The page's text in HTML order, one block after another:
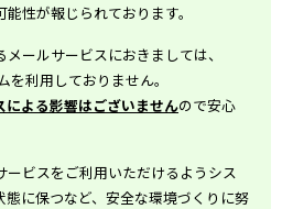
性が報じられております。
ールサービスにおきましては、
利用しておりません。
による影響はございませんので安心
ービスをご利用いただけるようシス
に保つなど、安全な環境づくりに努